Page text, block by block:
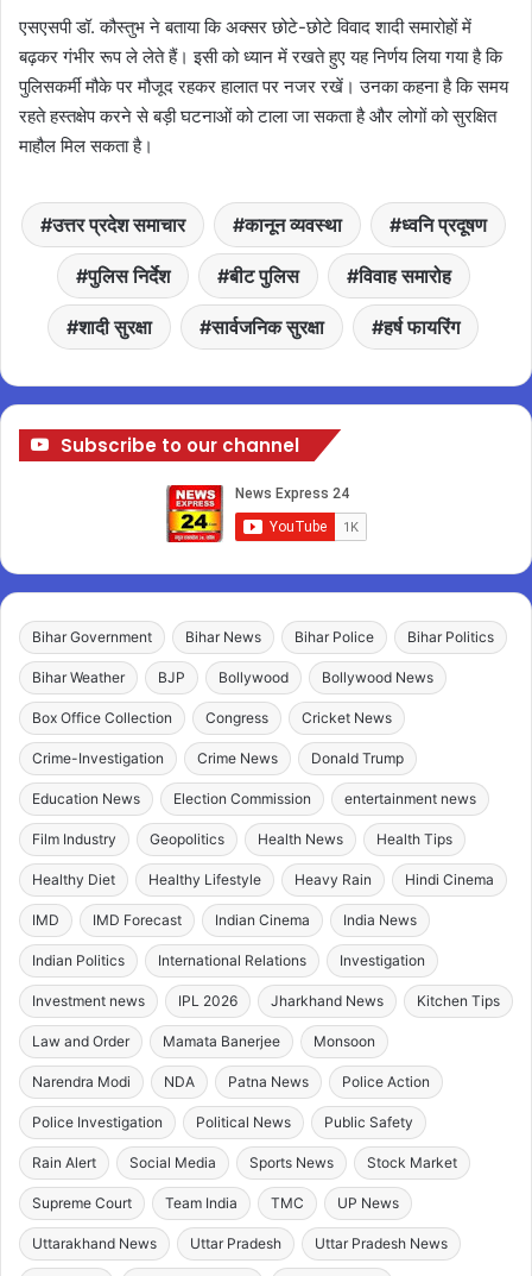
एसएसपी डॉ. कौस्तुभ ने बताया कि अक्सर छोटे-छोटे विवाद शादी समारोहों में
बढ़कर गंभीर रूप ले लेते हैं। इसी को ध्यान में रखते हुए यह निर्णय लिया गया है कि
पुलिसकर्मी मौके पर मौजूद रहकर हालात पर नजर रखें। उनका कहना है कि समय
रहते हस्तक्षेप करने से बड़ी घटनाओं को टाला जा सकता है और लोगों को सुरक्षित
माहौल मिल सकता है।
उत्तर प्रदेश समाचार कानून व्यवस्था ध्वनि प्रदूषण
पुलिस निर्देश बीट पुलिस विवाह समारोह
शादी सुरक्षा सार्वजनिक सुरक्षा हर्ष फायरिंग
Subscribe to our channel
Bihar Government Bihar News Bihar Police Bihar Politics
Bihar Weather BJP Bollywood Bollywood News
Box Office Collection Congress Cricket News
Crime-Investigation Crime News Donald Trump
Education News Election Commission entertainment news
Film Industry Geopolitics Health News Health Tips
Healthy Diet Healthy Lifestyle Heavy Rain Hindi Cinema
IMD IMD Forecast Indian Cinema India News
Indian Politics International Relations Investigation
Investment news IPL 2026 Jharkhand News Kitchen Tips
Law and Order Mamata Banerjee Monsoon
Narendra Modi NDA Patna News Police Action
Police Investigation Political News Public Safety
Rain Alert Social Media Sports News Stock Market
Supreme Court Team India TMC UP News
Uttarakhand News Uttar Pradesh Uttar Pradesh News